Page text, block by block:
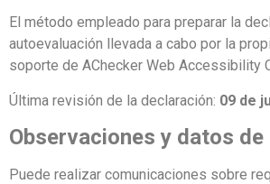
El método empleado para preparar la
autoevaluación llevada a cabo por la
soporte de AChecker Web Accessibility
Última revisión de la declaración: 09 de
Observaciones y datos
Puede realizar comunicaciones sobre